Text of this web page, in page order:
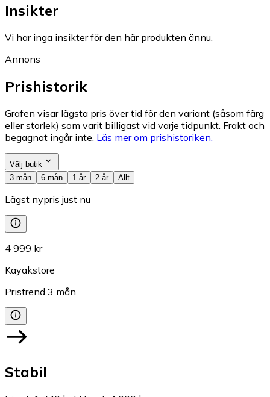
Insikter
Vi har inga insikter för den här produkten ännu.
Annons
Prishistorik
Grafen visar lägsta pris över tid för den variant (såsom färg
eller storlek) som varit billigast vid varje tidpunkt. Frakt och
begagnat ingår inte. Läs mer om prishistoriken.
Välj butik
3 mån
6 mån 1 år 2 år Allt
Lägst nypris just nu
4 999 kr
Kayakstore
Pristrend 3 mån
Stabil